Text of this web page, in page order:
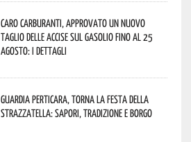
Caro carburanti, approvato un nuovo
taglio delle accise sul gasolio fino al 25
agosto: i dettagli
Guardia Perticara, torna la Festa della
Strazzatella: sapori, tradizione e borgo